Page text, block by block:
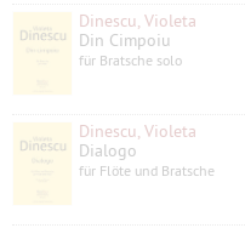
Dinescu, Violeta
Din Cimpoiu
für Bratsche solo
Dinescu, Violeta
Dialogo
für Flöte und Bratsche